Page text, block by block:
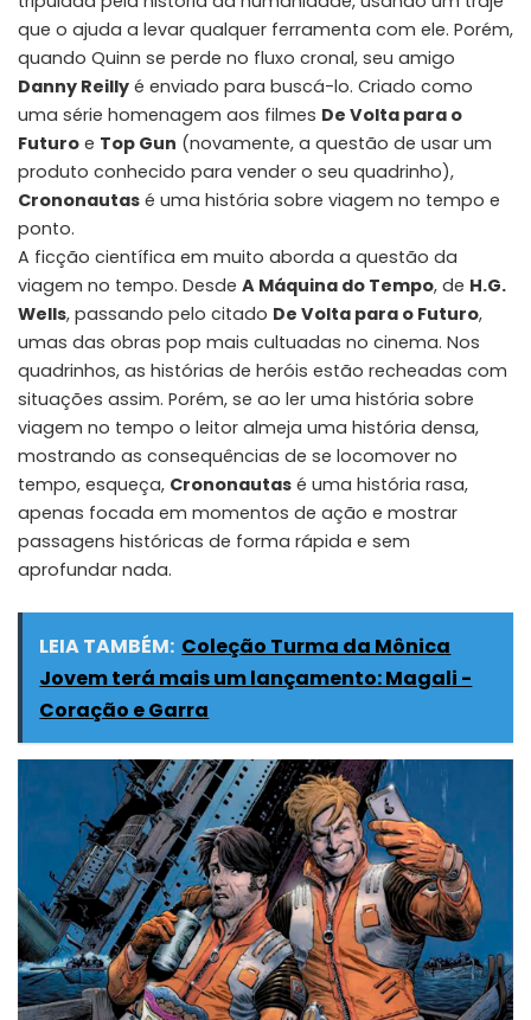
que o ajuda a levar qualquer ferramenta com ele. Porém,
quando Quinn se perde no fluxo cronal, seu amigo
Danny Reilly é enviado para buscá-lo. Criado como
uma série homenagem aos filmes De Volta para o
Futuro e Top Gun (novamente, a questão de usar um
produto conhecido para vender o seu quadrinho),
Crononautas é uma história sobre viagem no tempo e
ponto.
A ficção científica em muito aborda a questão da
viagem no tempo. Desde A Máquina do Tempo, de H.G.
Wells, passando pelo citado De Volta para o Futuro,
umas das obras pop mais cultuadas no cinema. Nos
quadrinhos, as histórias de heróis estão recheadas com
situações assim. Porém, se ao ler uma história sobre
viagem no tempo o leitor almeja uma história densa,
mostrando as consequências de se locomover no
tempo, esqueça, Crononautas é uma história rasa,
apenas focada em momentos de ação e mostrar
passagens históricas de forma rápida e sem
aprofundar nada.
LEIA TAMBÉM: Coleção Turma da Mônica
Jovem terá mais um lançamento: Magali -
Coração e Garra